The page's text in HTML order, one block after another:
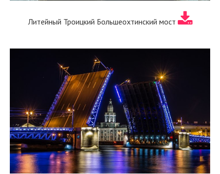
Литейный Троицкий Большеохтинский мост